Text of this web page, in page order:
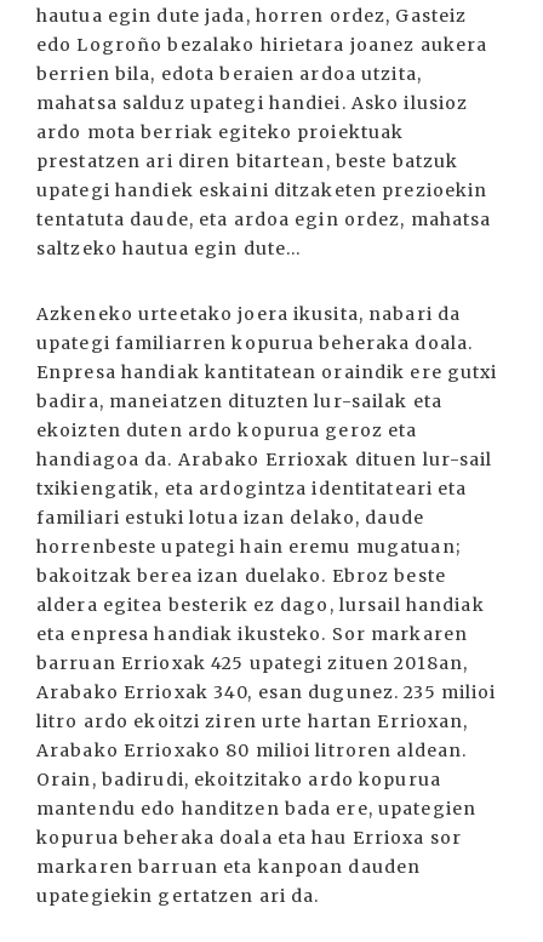
hautua egin dute jada, horren ordez, Gasteiz
edo Logroño bezalako hirietara joanez aukera
berrien bila, edota beraien ardoa utzita,
mahatsa salduz upategi handiei. Asko ilusioz
ardo mota berriak egiteko proiektuak
prestatzen ari diren bitartean, beste batzuk
upategi handiek eskaini ditzaketen prezioekin
tentatuta daude, eta ardoa egin ordez, mahatsa
saltzeko hautua egin dute...
Azkeneko urteetako joera ikusita, nabari da
upategi familiarren kopurua beheraka doala.
Enpresa handiak kantitatean oraindik ere gutxi
badira, maneiatzen dituzten lur-sailak eta
ekoizten duten ardo kopurua geroz eta
handiagoa da. Arabako Errioxak dituen lur-sail
txikiengatik, eta ardogintza identitateari eta
familiari estuki lotua izan delako, daude
horrenbeste upategi hain eremu mugatuan;
bakoitzak berea izan duelako. Ebroz beste
aldera egitea besterik ez dago, lursail handiak
eta enpresa handiak ikusteko. Sor markaren
barruan Errioxak 425 upategi zituen 2018an,
Arabako Errioxak 340, esan dugunez. 235 milioi
litro ardo ekoitzi ziren urte hartan Errioxan,
Arabako Errioxako 80 milioi litroren aldean.
Orain, badirudi, ekoitzitako ardo kopurua
mantendu edo handitzen bada ere, upategien
kopurua beheraka doala eta hau Errioxa sor
markaren barruan eta kanpoan dauden
upategiekin gertatzen ari da.